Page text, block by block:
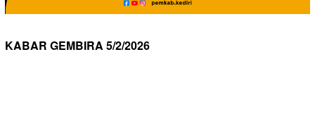
KABAR GEMBIRA 5/2/2026